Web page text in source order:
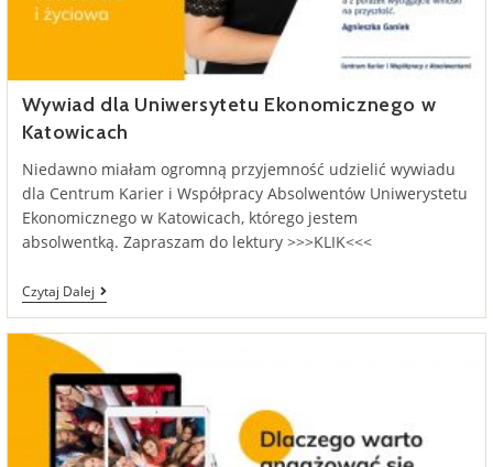
Wywiad dla Uniwersytetu Ekonomicznego w
Katowicach
Niedawno miałam ogromną przyjemność udzielić wywiadu
dla Centrum Karier i Współpracy Absolwentów Uniwerystetu
Ekonomicznego w Katowicach, którego jestem
absolwentką. Zapraszam do lektury >>>KLIK<<<
Czytaj DalejWywiad
Dla
W
Katowicach